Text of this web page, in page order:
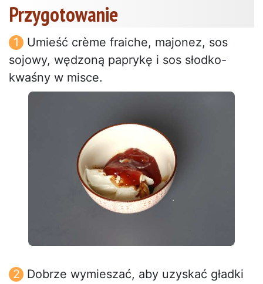
Przygotowanie
Umieść crème fraiche, majonez, sos
sojowy, wędzoną paprykę i sos słodko-
kwaśny w misce.
Dobrze wymieszać, aby uzyskać gładki